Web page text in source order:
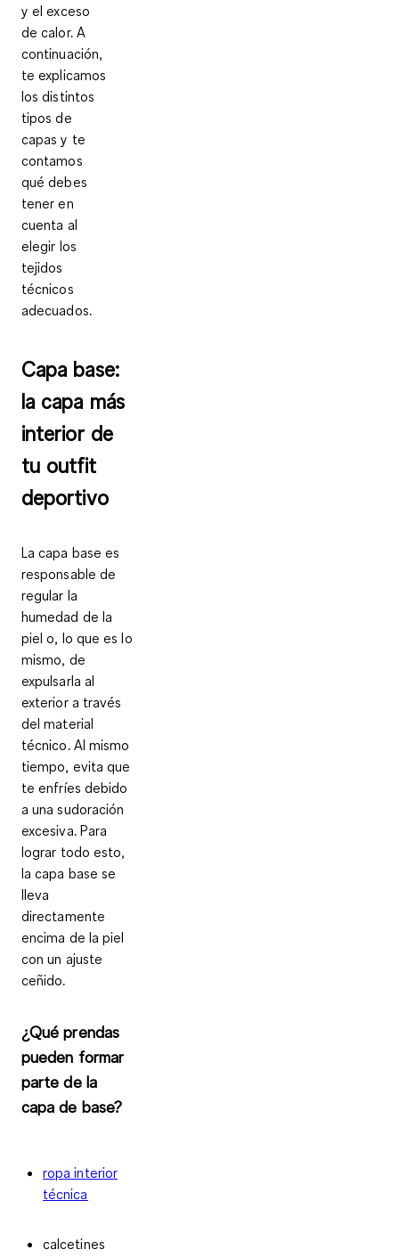
y el exceso
de calor. A
continuación,
te explicamos
los distintos
tipos de
capas y te
contamos
qué debes
tener en
cuenta al
elegir los
tejidos
técnicos
adecuados.
Capa base:
la capa más
interior de
tu outfit
deportivo
La capa base es
responsable de
regular la
humedad de la
piel o, lo que es lo
mismo, de
expulsarla al
exterior a través
del material
técnico. Al mismo
tiempo, evita que
te enfríes debido
a una sudoración
excesiva. Para
lograr todo esto,
la capa base se
lleva
directamente
encima de la piel
con un ajuste
ceñido.
¿Qué prendas
pueden formar
parte de la
capa de base?
ropa interior
técnica
calcetines